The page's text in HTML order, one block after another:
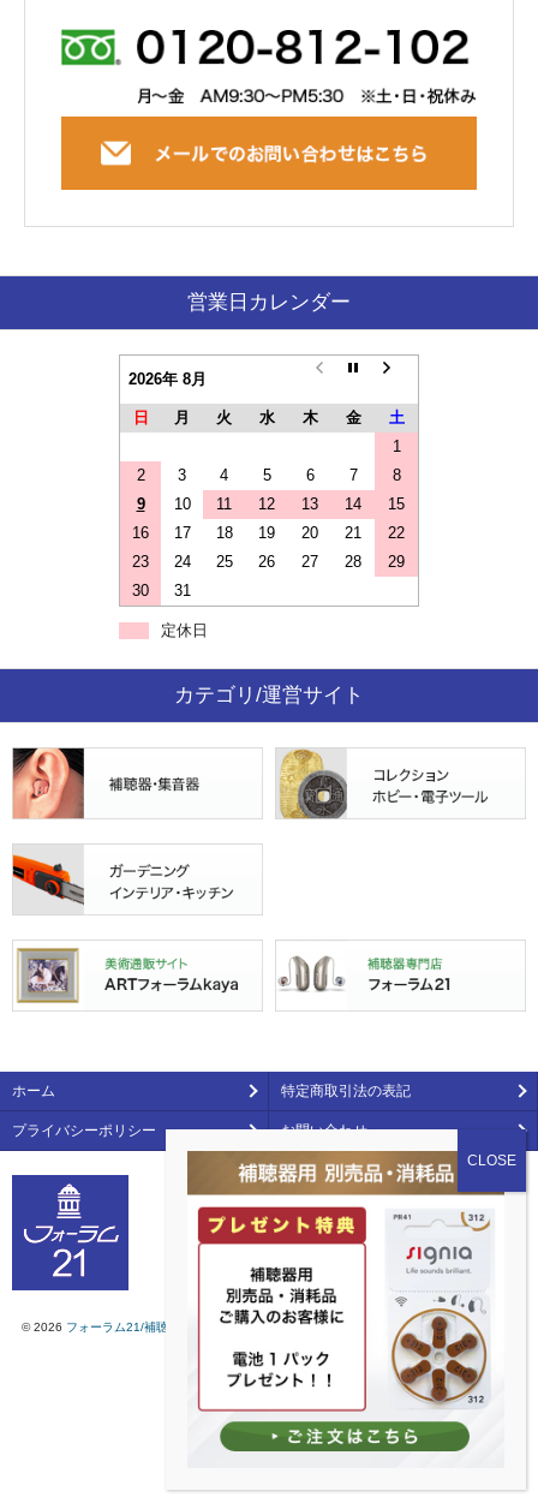
営業日カレンダー
2026年 8月
日 月 火 水 木 金
土
1
2
3 4 5 6 7
8
9
10 11 12 13 14
15
16
17 18 19 20 21
22
23
24 25 26 27 28
29
30
31
定休日
カテゴリ/運営サイト
ホーム 特定商取引法の表記
プライバシーポリシー お問い合わせ
株式会社 新生社
〒550-0015 大阪市西区南堀江2-9-20
0120-812-102 FAX 06-6538-0904
© 2026 フォーラム21/補聴器・コレクション・インテリア雑貨などの総合通販ショップ
rights reserved.
ホームページ制作by